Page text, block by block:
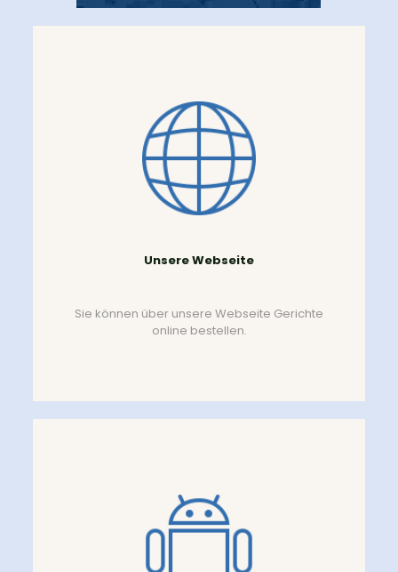
Unsere Webseite
Sie können über unsere Webseite Gerichte
online bestellen.